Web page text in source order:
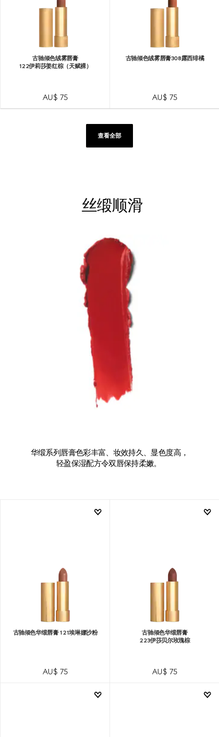
古驰倾色绒雾唇膏
122伊莉莎姜红棕（天赋裸）
AU$ 75
古驰倾色绒雾唇膏308露西绯橘
AU$ 75
查看全部
丝缎顺滑
华缎系列唇膏色彩丰富、妆效持久、显色度高，
轻盈保湿配方令双唇保持柔嫩。
古驰倾色华缎唇膏 121埃琳娜沙粉
AU$ 75
古驰倾色华缎唇膏
223伊莎贝尔玫瑰棕
AU$ 75